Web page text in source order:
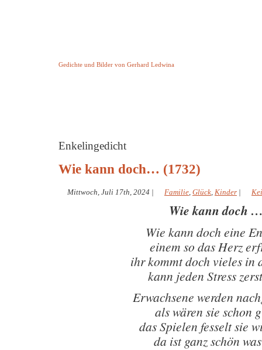
Gedichte und Bilder von Gerhard Ledwina
Enkelingedicht
Wie kann doch… (1732)
Mittwoch, Juli 17th, 2024 | Familie, Glück, Kinder |
Wie kann doch
Wie kann doch eine
einem so das Herz
ihr kommt doch vieles in
kann jeden Stress
Erwachsene werden
als wären sie schon
das Spielen fesselt sie
da ist ganz schön